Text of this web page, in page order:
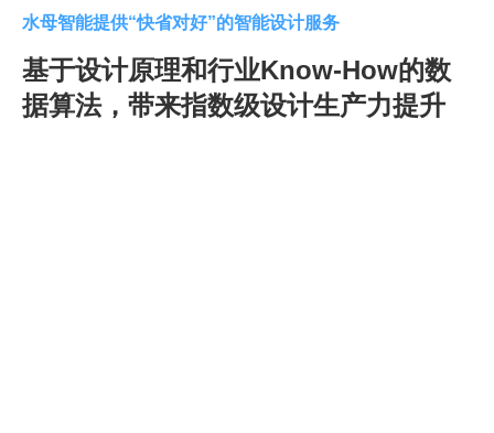
水母智能提供“快省对好”的智能设计服务
基于设计原理和行业Know-How的数
据算法，带来指数级设计生产力提升